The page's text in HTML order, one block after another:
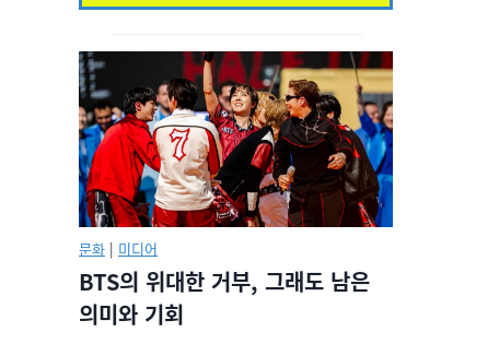
문화 | 미디어
BTS의 위대한 거부, 그래도 남은
의미와 기회